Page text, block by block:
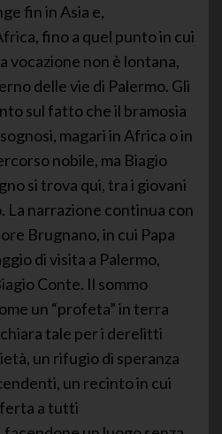
fin in Asia e,
fino a quel punto in cui
vocazione non è lontana,
delle vie di Palermo. Gli
sul fatto che il bramosia
magari in Africa o in
nobile, ma Biagio
si trova qui, tra i giovani
La narrazione continua con
Brugnano, in cui Papa
di visita a Palermo,
Conte. Il sommo
un “profeta” in terra
tale per i derelitti
un rifugio di speranza
un recinto in cui
a tutti